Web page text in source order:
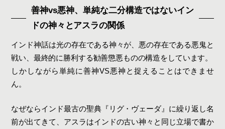
善神vs悪神、単純な二分構造ではないイン
ドの神々とアスラの関係
インド神話は光の存在である神々が、悪の存在である悪鬼と
戦い、最終的に勝利する勧善懲悪ものの構造をしています。
しかしながら単純に善神VS悪神と捉えることはできませ
ん。
なぜならインド最古の聖典『リグ・ヴェーダ』に繰り返し名
前が出てきて、アスラはインドの古い神々と同じ立場で書か